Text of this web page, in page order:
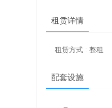
租赁详情
租赁方式 : 整租
配套设施